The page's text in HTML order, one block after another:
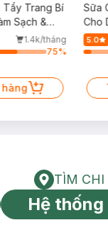
Tẩy Trang Bí
Sạch &
1.4k/tháng
75%
hàng
Sữa
Cho
60ml
5.0
TÌM CHI
Hệ thống